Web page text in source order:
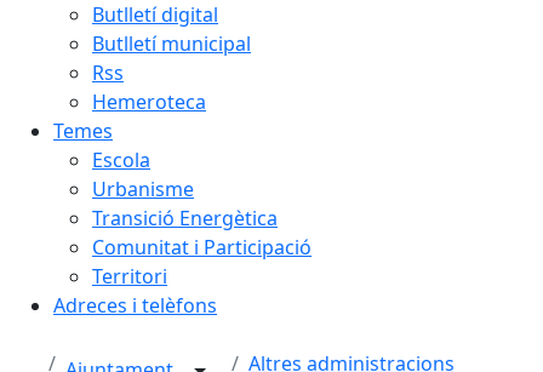
Butlletí digital
Butlletí municipal
Rss
Hemeroteca
Temes
Escola
Urbanisme
Transició Energètica
Comunitat i Participació
Territori
Adreces i telèfons
Altres administracions